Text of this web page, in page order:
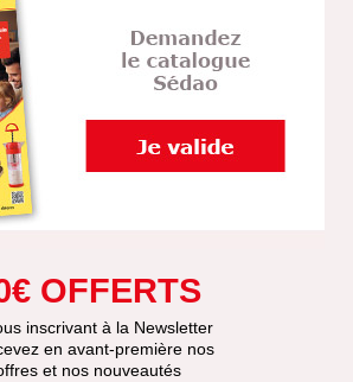
OFFERTS
inscrivant à la Newsletter
en avant-première nos
et nos nouveautés